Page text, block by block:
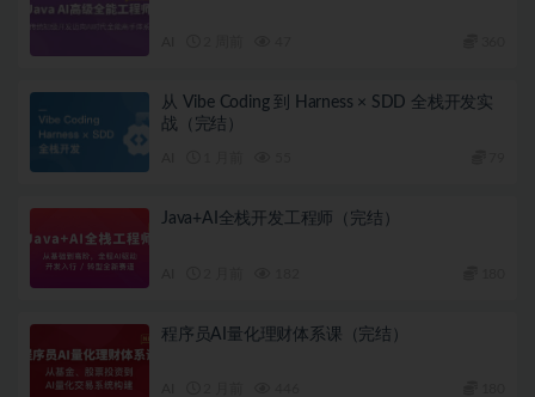
从 Vibe Coding 到 Harness × SDD 全栈开发实
战（完结）
Java+AI全栈开发工程师（完结）
程序员AI量化理财体系课（完结）